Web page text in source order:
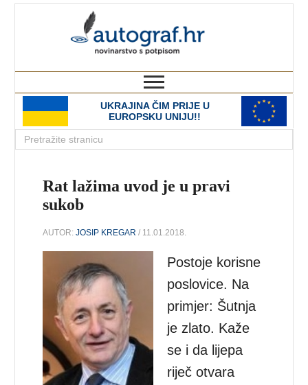
UKRAJINA ČIM PRIJE U
EUROPSKU UNIJU!!
Rat lažima uvod je u pravi
sukob
AUTOR:JOSIP KREGAR / 11.01.2018.
Postoje korisne
poslovice. Na
primjer: Šutnja
je zlato. Kaže
se i da lijepa
riječ otvara